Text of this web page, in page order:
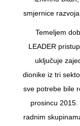
smjernice
Temeljem
LEADER
uključuje
dionike iz tri
sve potrebe bile
prosincu
radnim